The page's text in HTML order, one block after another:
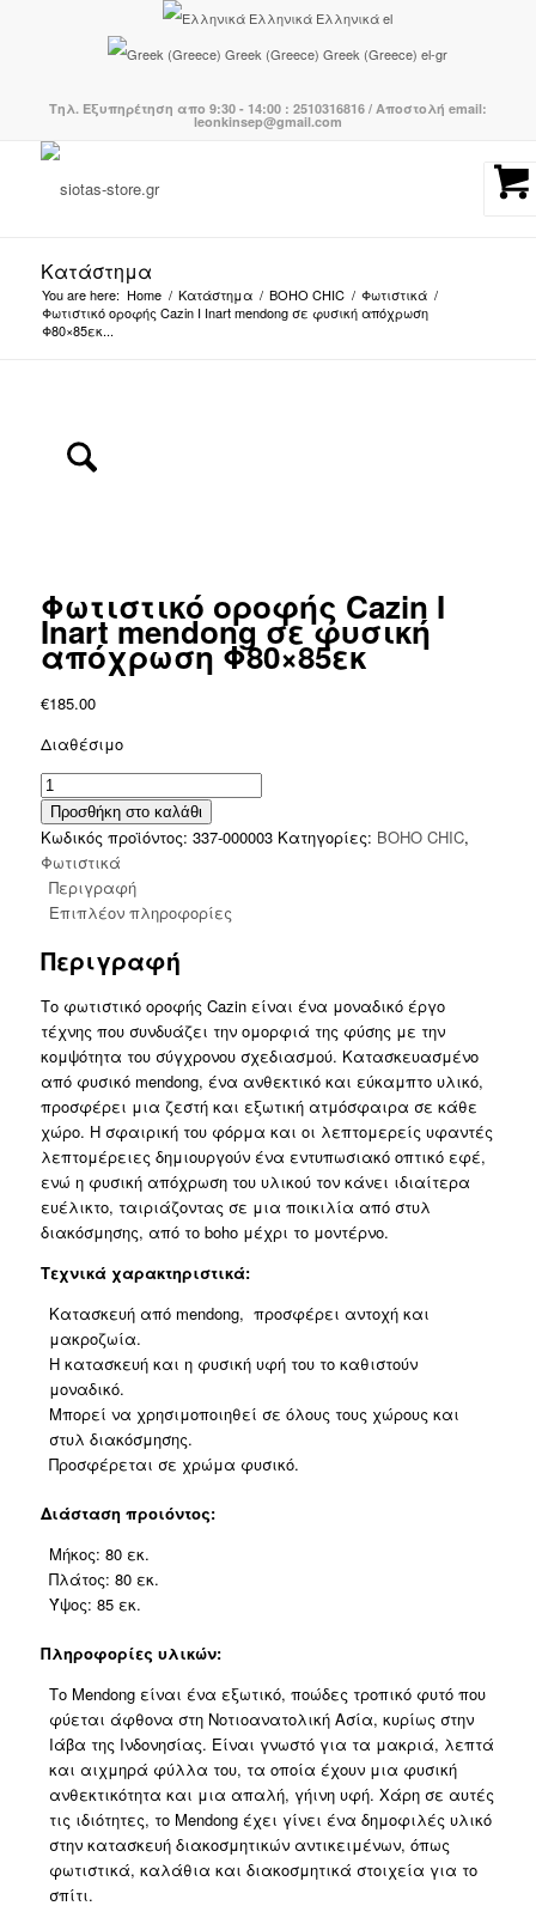
Ελληνικά Ελληνικά el
Greek (Greece) Greek (Greece) el-gr
Τηλ. Εξυπηρέτηση απο 9:30 - 14:00 : 2510316816 / Αποστολή email:
leonkinsep@gmail.com
Κατάστημα
You are here: Home / Κατάστημα / BOHO CHIC / Φωτιστικά /
Φωτιστικό οροφής Cazin I Inart mendong σε φυσική απόχρωση
Φ80×85εκ...
Φωτιστικό οροφής Cazin I
Inart mendong σε φυσική
απόχρωση Φ80×85εκ
€185.00
Διαθέσιμο
Φωτιστικό
οροφής
Cazin
I
Inart
mendong
φυσική
Φ80x85εκ
ποσότητα
Προσθήκη στο καλάθι
Κωδικός προϊόντος: 337-000003 Κατηγορίες: BOHO CHIC,
Φωτιστικά
Περιγραφή
Επιπλέον πληροφορίες
Περιγραφή
Το φωτιστικό οροφής Cazin είναι ένα μοναδικό έργο
τέχνης που συνδυάζει την ομορφιά της φύσης με την
κομψότητα του σύγχρονου σχεδιασμού. Κατασκευασμένο
από φυσικό mendong, ένα ανθεκτικό και εύκαμπτο υλικό,
προσφέρει μια ζεστή και εξωτική ατμόσφαιρα σε κάθε
χώρο. Η σφαιρική του φόρμα και οι λεπτομερείς υφαντές
λεπτομέρειες δημιουργούν ένα εντυπωσιακό οπτικό εφέ,
ενώ η φυσική απόχρωση του υλικού τον κάνει ιδιαίτερα
ευέλικτο, ταιριάζοντας σε μια ποικιλία από στυλ
διακόσμησης, από το boho μέχρι το μοντέρνο.
Τεχνικά χαρακτηριστικά:
Κατασκευή από mendong, προσφέρει αντοχή και
μακροζωία.
Η κατασκευή και η φυσική υφή του το καθιστούν
μοναδικό.
Μπορεί να χρησιμοποιηθεί σε όλους τους χώρους και
στυλ διακόσμησης.
Προσφέρεται σε χρώμα φυσικό.
Διάσταση προιόντος:
Μήκος: 80 εκ.
Πλάτος: 80 εκ.
Ύψος: 85 εκ.
Πληροφορίες υλικών:
Το Mendong είναι ένα εξωτικό, ποώδες τροπικό φυτό που
φύεται άφθονα στη Νοτιοανατολική Ασία, κυρίως στην
Ιάβα της Ινδονησίας. Είναι γνωστό για τα μακριά, λεπτά
και αιχμηρά φύλλα του, τα οποία έχουν μια φυσική
ανθεκτικότητα και μια απαλή, γήινη υφή. Χάρη σε αυτές
τις ιδιότητες, το Mendong έχει γίνει ένα δημοφιλές υλικό
στην κατασκευή διακοσμητικών αντικειμένων, όπως
φωτιστικά, καλάθια και διακοσμητικά στοιχεία για το
σπίτι.